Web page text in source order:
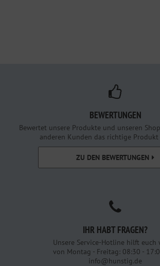
BEWERTUNGEN
Bewertet unsere Produkte und unseren
anderen Kunden das richtige
ZU DEN BEWERTUNGEN
IHR HABT FRAGEN?
Unsere Service-Hotline hilft euch
von Montag - Freitag: 08:30 -
info@hunstig.de